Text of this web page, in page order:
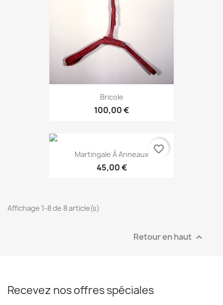
Bricole
100,00 €
Martingale À Anneaux
45,00 €
favorite_border
Affichage 1-8 de 8 article(s)
Retour en haut 
Recevez nos offres spéciales